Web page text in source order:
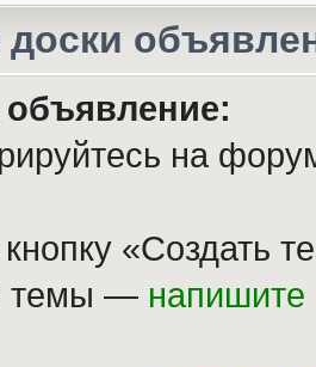
объявление:
на
«Создать
темы — напишите